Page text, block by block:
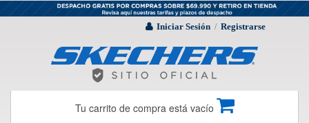
Iniciar Sesión / Registrarse
Tu carrito de compra está vacío